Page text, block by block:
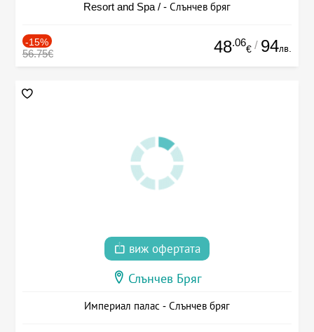
Resort and Spa / - Слънчев бряг
-15%
56.75€ 48.06
€ / 94лв.
виж офертата
Слънчев Бряг
Империал палас - Слънчев бряг